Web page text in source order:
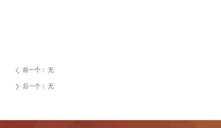
ꄴ 前一个： 无
ꄲ 后一个： 无